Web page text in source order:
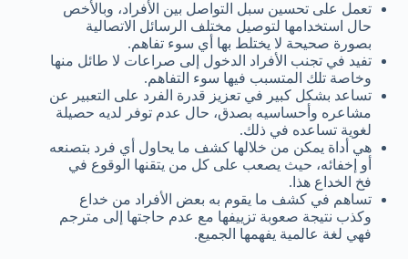
تعمل على تحسين سبل التواصل بين الأفراد، وبالأخص
حال استخدامها لتوصيل مختلف الرسائل الاتصالية
بصورة صحيحة لا يختلط بها أي سوء تفاهم.
تفيد في تجنب الأفراد الدخول إلى صراعات لا طائل منها
وخاصة تلك المتسبب فيها سوء التفاهم.
تساعد بشكل كبير في تعزيز قدرة الفرد على التعبير عن
مشاعره وأحساسيه بصدق، حال عدم توفر لديه حصيلة
لغوية تساعده في ذلك.
هي أداة يمكن من خلالها كشف ما يحاول أي فرد بتصنعه
أو إخفائه، حيث يصعب على كل من يتقنها الوقوع في
فخ الخداع هذا.
تساهم في كشف ما يقوم به بعض الأفراد من خداع
وكذب نتيجة صعوبة تزييفها مع عدم حاجتها إلى مترجم
فهي لغة عالمية يفهمها الجميع.